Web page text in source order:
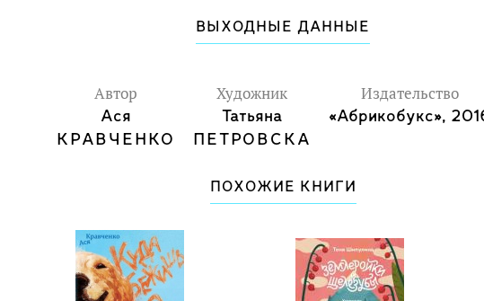
ВЫХОДНЫЕ ДАННЫЕ
Автор
Ася
КРАВЧЕНКО
Художник
Татьяна
ПЕТРОВСКА
Издательство
«Абрикобукс»,
ПОХОЖИЕ КНИГИ